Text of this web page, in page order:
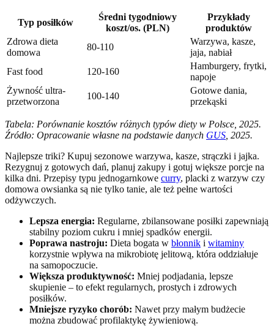
Typ posiłków
Średni tygodniowy
koszt/os. (PLN)
Przykłady
produktów
Zdrowa dieta
domowa
80-110
Warzywa, kasze,
jaja, nabiał
Fast food
120-160
Hamburgery, frytki,
napoje
Żywność ultra-
przetworzona
100-140
Gotowe dania,
przekąski
Tabela: Porównanie kosztów różnych typów diety w Polsce, 2025.
Źródło: Opracowanie własne na podstawie danych GUS , 2025.
Najlepsze triki? Kupuj sezonowe warzywa, kasze, strączki i jajka.
Rezygnuj z gotowych dań, planuj zakupy i gotuj większe porcje na
kilka dni. Przepisy typu jednogarnkowe curry, placki z warzyw czy
domowa owsianka są nie tylko tanie, ale też pełne wartości
odżywczych.
Lepsza energia: Regularne, zbilansowane posiłki zapewniają
stabilny poziom cukru i mniej spadków energii.
Poprawa nastroju: Dieta bogata w błonnik i witaminy
korzystnie wpływa na mikrobiotę jelitową, która oddziałuje
na samopoczucie.
Większa produktywność: Mniej podjadania, lepsze
skupienie – to efekt regularnych, prostych i zdrowych
posiłków.
Mniejsze ryzyko chorób: Nawet przy małym budżecie
można zbudować profilaktykę żywieniową.